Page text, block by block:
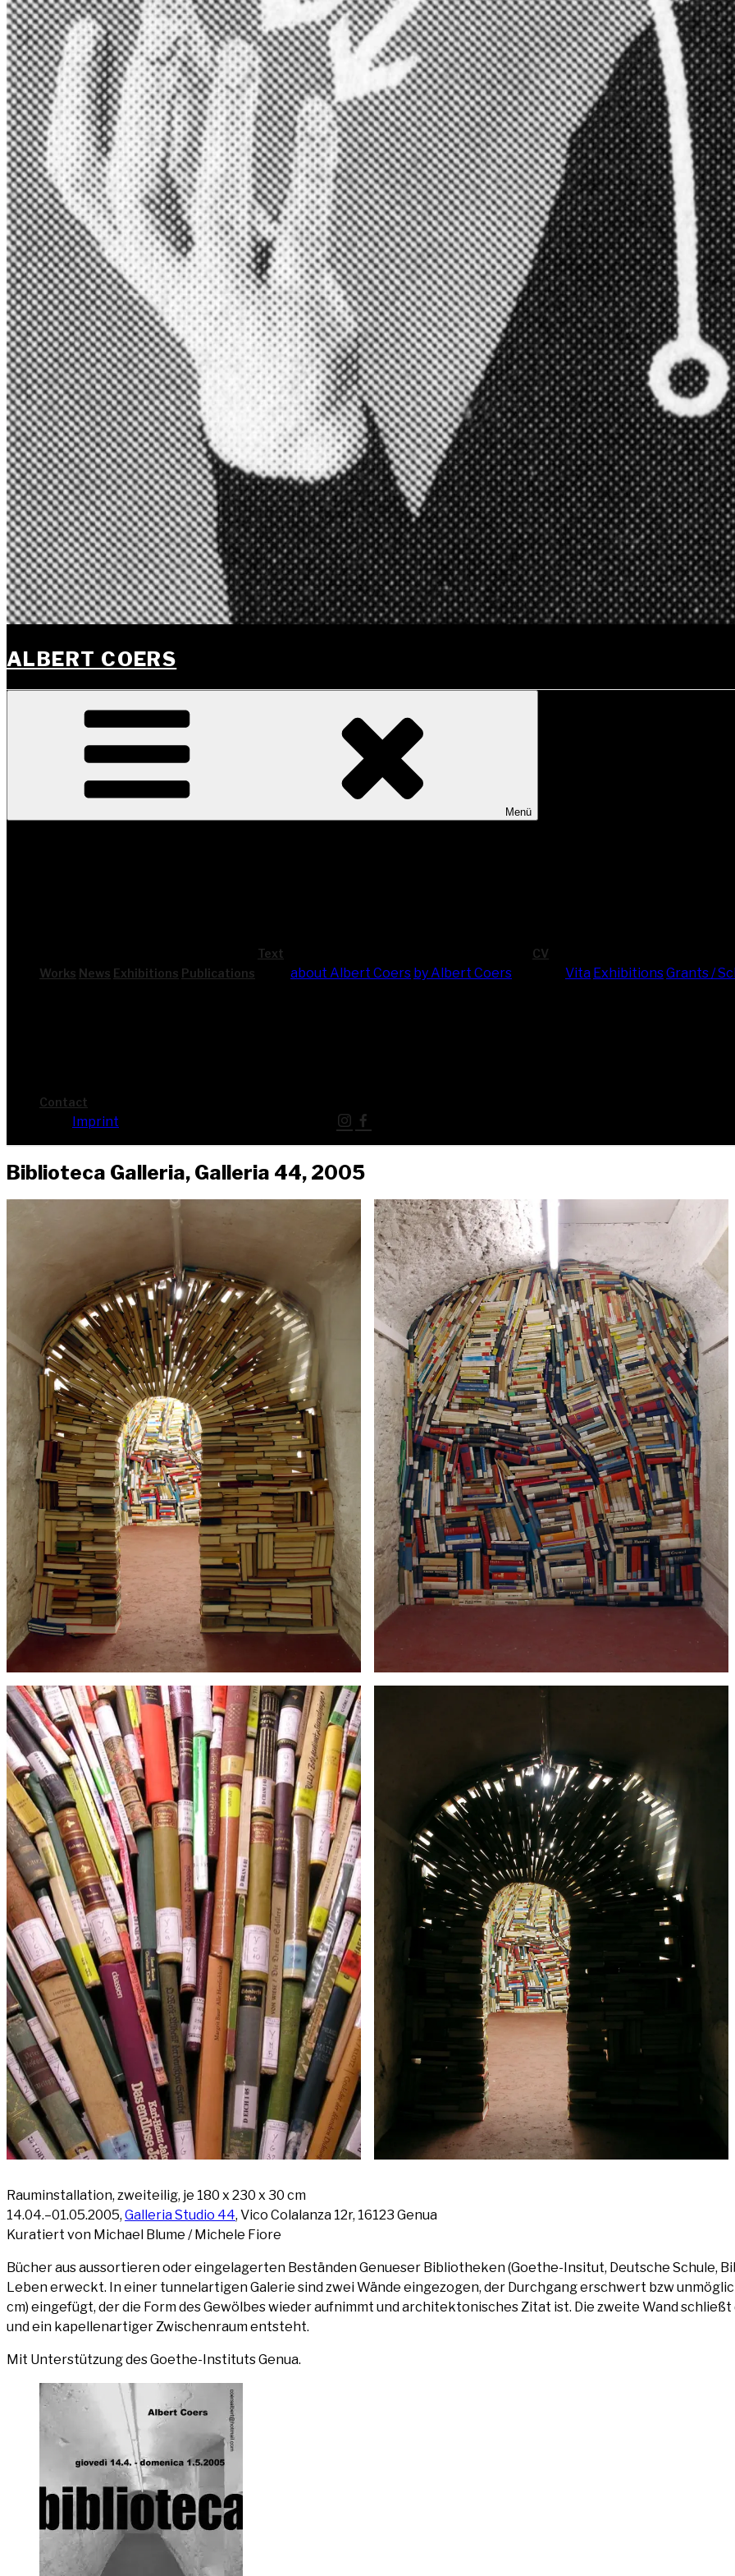
ALBERT COERS
Menü
Works News Exhi­bi­ti­ons Publi­ca­ti­ons
Text
about Albert Coers by Albert Coers
CV
Vita Exhi­bi­ti­onsGrants /
Cont­act
Imprint
Biblio­te­ca Gal­le­ria, Gal­le­ria 44, 2005
Raum­in­stal­la­ti­on, zwei­tei­lig, je 180 x 230 x 30 cm
14.04.–01.05.2005, Gal­le­ria Stu­dio 44, Vico Colal­an­za 12r, 16123 Genua
Kura­tiert von Micha­el Blu­me / Miche­le Fiore
Bücher aus aus­sor­tie­ren oder ein­ge­la­ger­ten Bestän­den Genue­ser Biblio­the­ken (Goe­the-Insi­tut, Deut­sche Schu­le,
Leben erweckt. In einer tun­nel­ar­ti­gen Gale­rie sind zwei Wän­de ein­ge­zo­gen, der Durch­gang erschwert bzw
cm) ein­ge­fügt, der die Form des Gewöl­bes wie­der auf­nimmt und archi­tek­to­ni­sches Zitat ist. Die zwei­te Wand
und ein kapel­len­ar­ti­ger Zwi­schen­raum entsteht.
Mit Unter­stüt­zung des Goe­the-Insti­tuts Genua.